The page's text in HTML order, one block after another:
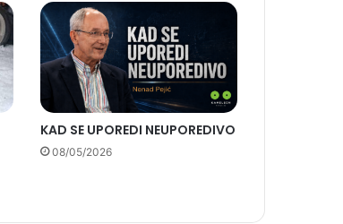
KAD SE UPOREDI NEUPOREDIVO
08/05/2026